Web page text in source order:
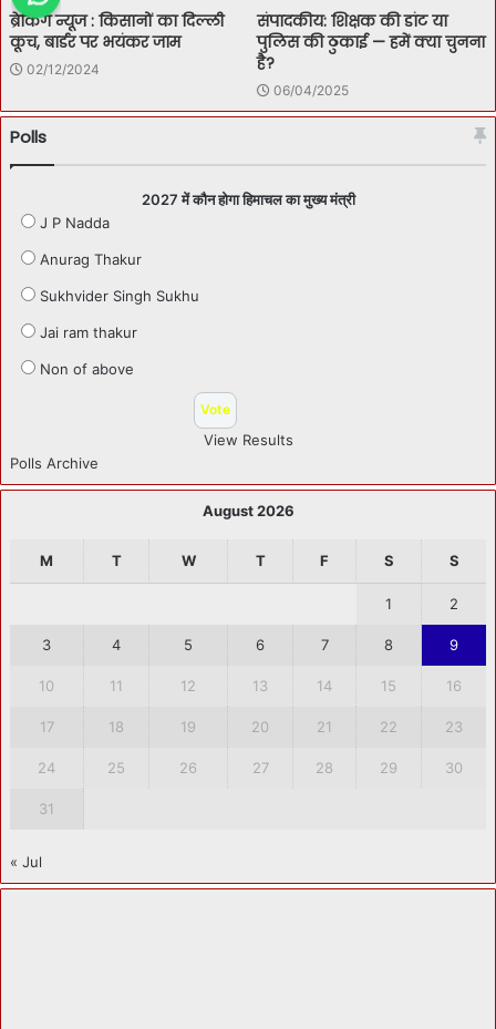
ब्रेकिंग न्यूज : किसानों का दिल्ली
कूच, बार्डर पर भयंकर जाम
02/12/2024
संपादकीय: शिक्षक की डांट या
पुलिस की ठुकाई — हमें क्या चुनना
है?
06/04/2025
Polls
2027 में कौन होगा हिमाचल का मुख्य मंत्री
J P Nadda
Anurag Thakur
Sukhvider Singh Sukhu
Jai ram thakur
Non of above
View Results
Polls Archive
August 2026
M T W T F S S
1 2
3 4 5 6 7 8 9
10 11 12 13 14 15 16
17 18 19 20 21 22 23
24 25 26 27 28 29 30
31
« Jul